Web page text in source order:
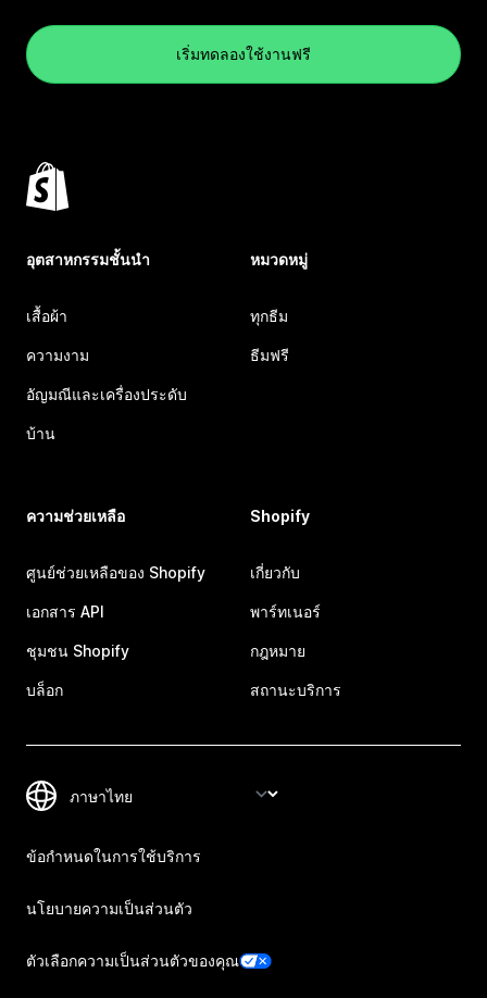
เริ่มทดลองใช้งานฟรี
อุตสาหกรรมชั้นนำ
เสื้อผ้า
ความงาม
อัญมณีและเครื่องประดับ
บ้าน
หมวดหมู่
ทุกธีม
ธีมฟรี
ความช่วยเหลือ
ศูนย์ช่วยเหลือของ Shopify
เอกสาร API
ชุมชน Shopify
บล็อก
Shopify
เกี่ยวกับ
พาร์ทเนอร์
กฎหมาย
สถานะบริการ
ข้อกำหนดในการใช้บริการ
นโยบายความเป็นส่วนตัว
ตัวเลือกความเป็นส่วนตัวของคุณ